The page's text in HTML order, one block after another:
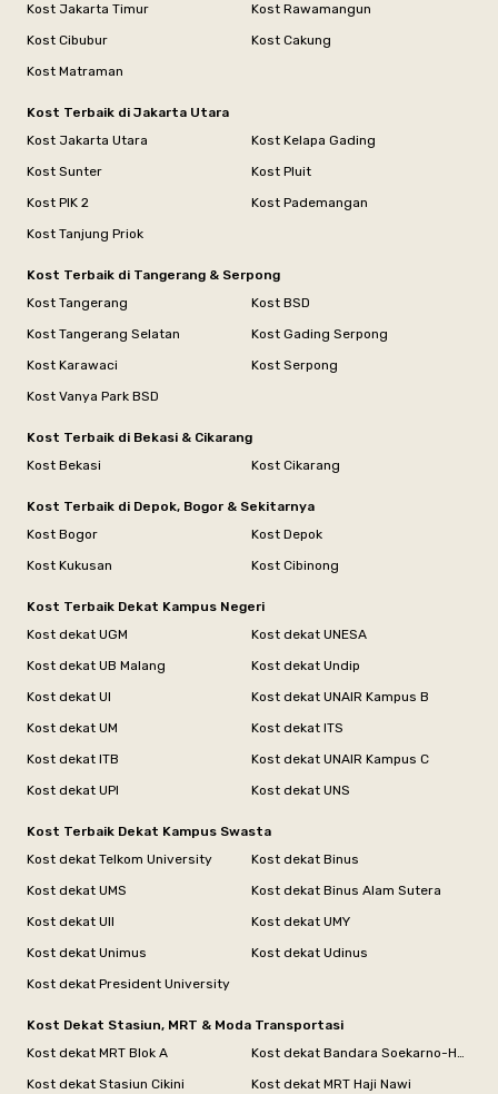
Kost Jakarta Timur
Kost Rawamangun
Kost Cibubur
Kost Cakung
Kost Matraman
Kost Terbaik di Jakarta Utara
Kost Jakarta Utara
Kost Kelapa Gading
Kost Sunter
Kost Pluit
Kost PIK 2
Kost Pademangan
Kost Tanjung Priok
Kost Terbaik di Tangerang & Serpong
Kost Tangerang
Kost BSD
Kost Tangerang Selatan
Kost Gading Serpong
Kost Karawaci
Kost Serpong
Kost Vanya Park BSD
Kost Terbaik di Bekasi & Cikarang
Kost Bekasi
Kost Cikarang
Kost Terbaik di Depok, Bogor & Sekitarnya
Kost Bogor
Kost Depok
Kost Kukusan
Kost Cibinong
Kost Terbaik Dekat Kampus Negeri
Kost dekat UGM
Kost dekat UNESA
Kost dekat UB Malang
Kost dekat Undip
Kost dekat UI
Kost dekat UNAIR Kampus B
Kost dekat UM
Kost dekat ITS
Kost dekat ITB
Kost dekat UNAIR Kampus C
Kost dekat UPI
Kost dekat UNS
Kost Terbaik Dekat Kampus Swasta
Kost dekat Telkom University
Kost dekat Binus
Kost dekat UMS
Kost dekat Binus Alam Sutera
Kost dekat UII
Kost dekat UMY
Kost dekat Unimus
Kost dekat Udinus
Kost dekat President University
Kost Dekat Stasiun, MRT & Moda Transportasi
Kost dekat MRT Blok A
Kost dekat Bandara Soekarno-Hatta
Kost dekat Stasiun Cikini
Kost dekat MRT Haji Nawi